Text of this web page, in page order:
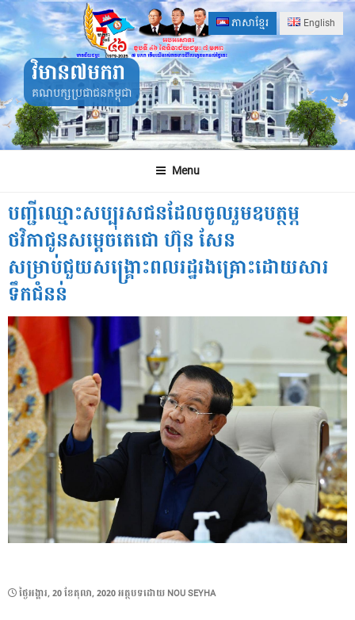
Skip
to
content
ភាសាខ្មែរ English
វិមាន៧មករា
គណបក្សប្រជាជនកម្ពុជា
Menu
បញ្ជីឈ្មោះសប្បុរសជនដែលចូលរួមឧបត្ថម្ភ
ថវិកាជូនសម្តេចតេជោ ហ៊ុន សែន
សម្រាប់ជួយសង្គ្រោះពលរដ្ឋរងគ្រោះដោយសារ
ទឹកជំនន់
POSTED
ថ្ងៃ​អង្គារ, 20 ខែ​តុលា, 2020អត្ថបទដោយ NOU SEYHA